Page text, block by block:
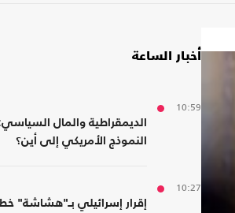
أخبار الساعة
10:59
الديمقراطية والمال
النموذج الأمريكي إلى أين؟
10:27
إقرار إسرائيلي بـ"هشاشة"